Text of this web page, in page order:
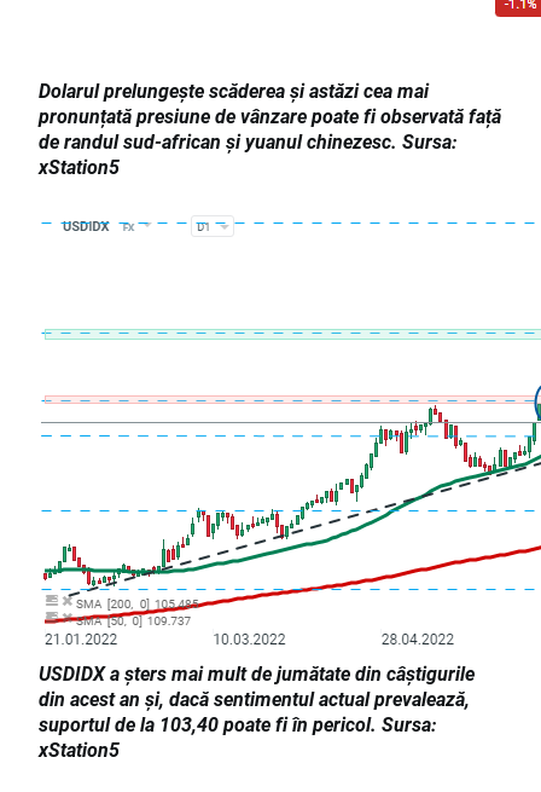
Dolarul prelungește scăderea și astăzi cea mai
pronunțată presiune de vânzare poate fi observată față
de randul sud-african și yuanul chinezesc. Sursa:
xStation5
USDIDX a șters mai mult de jumătate din câștigurile
din acest an și, dacă sentimentul actual prevalează,
suportul de la 103,40 poate fi în pericol. Sursa:
xStation5